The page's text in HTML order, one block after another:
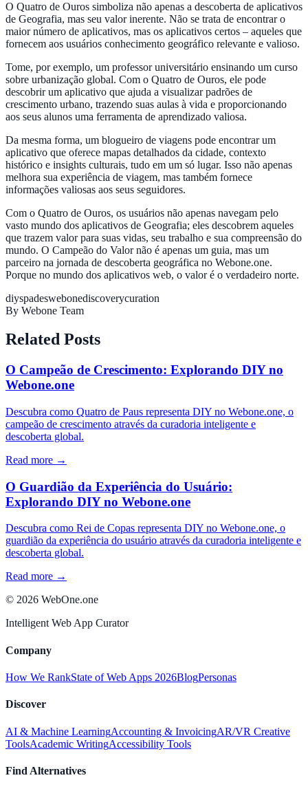
O Quatro de Ouros simboliza não apenas a descoberta de aplicativos
de Geografia, mas seu valor inerente. Não se trata de encontrar o
maior número de aplicativos, mas os aplicativos certos – aqueles que
fornecem aos usuários conhecimento geográfico relevante e valioso.
Tome, por exemplo, um professor universitário ensinando um curso
sobre urbanização global. Com o Quatro de Ouros, ele pode
descobrir um aplicativo que ajuda a visualizar padrões de
crescimento urbano, trazendo suas aulas à vida e proporcionando
aos seus alunos uma ferramenta de aprendizado valiosa.
Da mesma forma, um blogueiro de viagens pode encontrar um
aplicativo que oferece mapas detalhados da cidade, contexto
histórico e insights culturais, tudo em um só lugar. Isso não apenas
melhora sua experiência de viagem, mas também fornece
informações valiosas aos seus seguidores.
Com o Quatro de Ouros, os usuários não apenas navegam pelo
vasto mundo dos aplicativos de Geografia; eles descobrem aqueles
que trazem valor para suas vidas, seu trabalho e sua compreensão do
mundo. O Campeão do Valor não é apenas um guia, mas um
parceiro na jornada de descoberta geográfica no Webone.one.
Porque no mundo dos aplicativos web, o valor é o verdadeiro norte.
diyspadeswebonediscoverycuration
By Webone Team
Related Posts
O Campeão de Crescimento: Explorando DIY no
Webone.one
Descubra como Quatro de Paus representa DIY no Webone.one, o
campeão de crescimento através da curadoria inteligente e
descoberta global.
Read more →
O Guardião da Experiência do Usuário:
Explorando DIY no Webone.one
Descubra como Rei de Copas representa DIY no Webone.one, o
guardião da experiência do usuário através da curadoria inteligente e
descoberta global.
Read more →
© 2026 WebOne.one
Intelligent Web App Curator
Company
How We RankState of Web Apps 2026BlogPersonas
Discover
AI & Machine LearningAccounting & InvoicingAR/VR Creative
ToolsAcademic WritingAccessibility Tools
Find Alternatives